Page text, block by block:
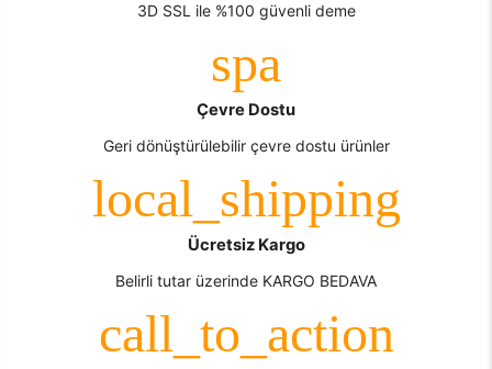
3D SSL ile %100 güvenli deme
Çevre Dostu
Geri dönüştürülebilir çevre dostu ürünler
Ücretsiz Kargo
Belirli tutar üzerinde KARGO BEDAVA